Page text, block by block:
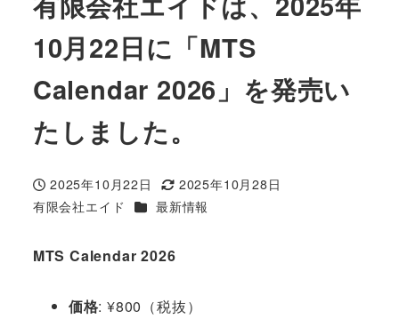
10月22日に「MTS
Calendar 2026」を発売い
たしました。
投稿日
2025年10月22日
更新日
2025年10月28日
著
有限会社エイド カテゴリー
最新情報
MTS Calendar 2026
価格: ¥800（税抜）